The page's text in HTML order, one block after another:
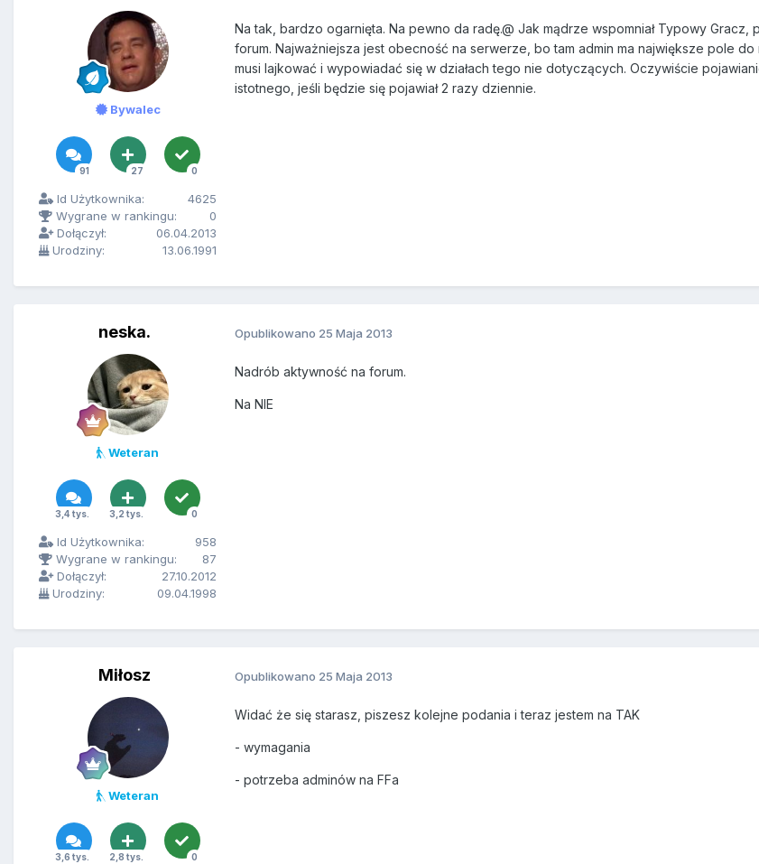
Bywalec
91 27 0
Id Użytkownika:
4625
Wygrane w rankingu:
0
Dołączył:
06.04.2013
Urodziny:
13.06.1991
Na tak, bardzo ogarnięta. Na pewno da radę.@ Jak mądrze wspomniał Typowy
forum. Najważniejsza jest obecność na serwerze, bo tam admin ma największe pole
musi lajkować i wypowiadać się w działach tego nie dotyczących. Oczywiście
istotnego, jeśli będzie się pojawiał 2 razy dziennie.
neska.
Weteran
3,4 tys. 3,2 tys. 0
Id Użytkownika:
958
Wygrane w rankingu:
87
Dołączył:
27.10.2012
Urodziny:
09.04.1998
Opublikowano 25 Maja 2013
Nadrób aktywność na forum.
Na NIE
Miłosz
Weteran
3,6 tys. 2,8 tys. 0
Opublikowano 25 Maja 2013
Widać że się starasz, piszesz kolejne podania i teraz jestem na TAK
- wymagania
- potrzeba adminów na FFa